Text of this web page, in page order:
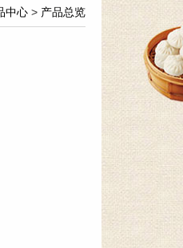
中心> 产品总览